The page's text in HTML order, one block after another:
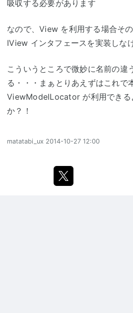
吸収する必要があります
なので、View を利用する場合そ
IView インタフェースを実装しな
こういうところで微妙に名前の違
る・・・まぁとりあえずはこれで
ViewModelLocator が利用できる
か？！
matatabi_ux 2014-10-27 12:00